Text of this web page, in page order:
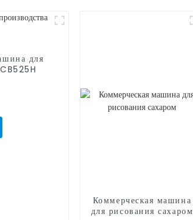
для
Коммерческая машина
для рисования сахаром